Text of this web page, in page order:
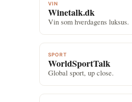
VIN
Winetalk.dk
Vin som hverdagens luksus.
SPORT
WorldSportTalk
Global sport, up close.